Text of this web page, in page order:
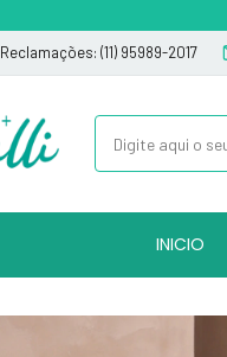
Reclamações: (11) 95989-2017
INICIO